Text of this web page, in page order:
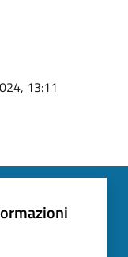
13:11